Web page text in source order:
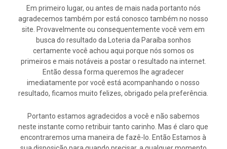
Em primeiro lugar, ou antes de mais nada portanto nós
agradecemos também por está conosco também no nosso
site. Provavelmente ou consequentemente você vem em
busca do resultado da Loteria da Paraíba sonhos
certamente você achou aqui porque nós somos os
primeiros e mais notáveis a postar o resultado na internet.
Então dessa forma queremos lhe agradecer
imediatamente por você está acompanhando o nosso
resultado, ficamos muito felizes, obrigado pela preferência.
Portanto estamos agradecidos a você e não sabemos
neste instante como retribuir tanto carinho. Mas é claro que
encontraremos uma maneira de fazê-lo. Então Estamos à